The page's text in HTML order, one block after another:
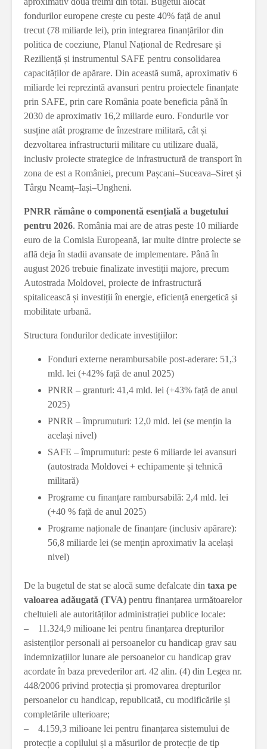
fondurilor europene crește cu peste 40% față de anul
trecut (78 miliarde lei), prin integrarea finanțărilor din
politica de coeziune, Planul Național de Redresare și
Reziliență și instrumentul SAFE pentru consolidarea
capacităților de apărare. Din această sumă, aproximativ 6
miliarde lei reprezintă avansuri pentru proiectele finanțate
prin SAFE, prin care România poate beneficia până în
2030 de aproximativ 16,2 miliarde euro. Fondurile vor
susține atât programe de înzestrare militară, cât și
dezvoltarea infrastructurii militare cu utilizare duală,
inclusiv proiecte strategice de infrastructură de transport în
zona de est a României, precum Pașcani–Suceava–Siret și
Târgu Neamț–Iași–Ungheni.
PNRR rămâne o componentă esențială a bugetului
pentru 2026. România mai are de atras peste 10 miliarde
euro de la Comisia Europeană, iar multe dintre proiecte se
află deja în stadii avansate de implementare. Până în
august 2026 trebuie finalizate investiții majore, precum
Autostrada Moldovei, proiecte de infrastructură
spitalicească și investiții în energie, eficiență energetică și
mobilitate urbană.
Structura fondurilor dedicate investițiilor:
Fonduri externe nerambursabile post-aderare: 51,3
mld. lei (+42% față de anul 2025)
PNRR – granturi: 41,4 mld. lei (+43% față de anul
2025)
PNRR – împrumuturi: 12,0 mld. lei (se mențin la
același nivel)
SAFE – împrumuturi: peste 6 miliarde lei avansuri
(autostrada Moldovei + echipamente și tehnică
militară)
Programe cu finanțare rambursabilă: 2,4 mld. lei
(+40 % față de anul 2025)
Programe naționale de finanțare (inclusiv apărare):
56,8 miliarde lei (se mențin aproximativ la același
nivel)
De la bugetul de stat se alocă sume defalcate din taxa pe
valoarea adăugată (TVA) pentru finanțarea următoarelor
cheltuieli ale autorităților administrației publice locale:
– 11.324,9 milioane lei pentru finanțarea drepturilor
asistenților personali ai persoanelor cu handicap grav sau
indemnizațiilor lunare ale persoanelor cu handicap grav
acordate în baza prevederilor art. 42 alin. (4) din Legea nr.
448/2006 privind protecția și promovarea drepturilor
persoanelor cu handicap, republicată, cu modificările și
completările ulterioare;
– 4.159,3 milioane lei pentru finanțarea sistemului de
protecție a copilului și a măsurilor de protecție de tip